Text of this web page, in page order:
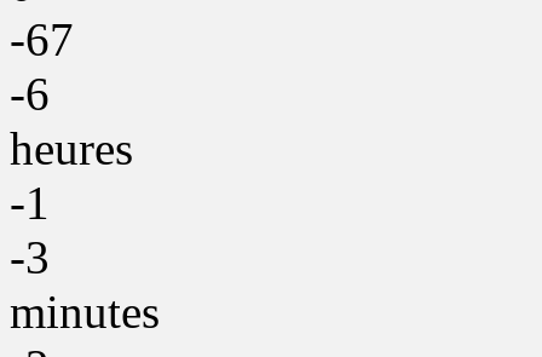
-67
-6
heures
-1
-3
minutes